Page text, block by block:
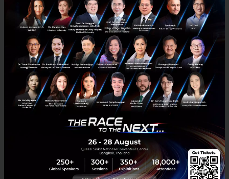
กฎหมายเพียงเท่านั้น เพราะตราบใดที่คนที่อ...
กรกฎาคม 8, 2026| ByTechsauce Team
Sustainable Focus cp cp-group carbon-credit sustainability